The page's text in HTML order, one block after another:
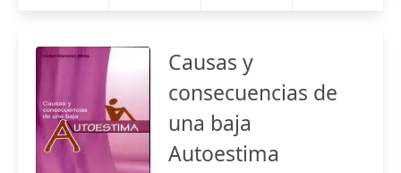
Causas y
consecuencias de
una baja
Autoestima